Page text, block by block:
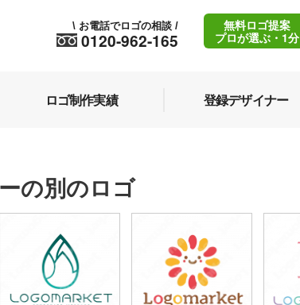
0120-962-165
\ お電話でロゴの相談 /
無料ロゴ提案
プロが選ぶ・1分
ロゴ制作実績 登録デザイナー
の別のロゴ